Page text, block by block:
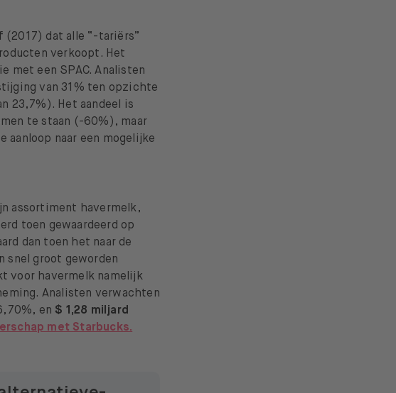
(2017) dat alle “-tariërs”
verkoopt. Het
met een SPAC. Analisten
van 31% ten opzichte
23,7%). Het aandeel is
te staan (-60%), maar
aanloop naar een mogelijke
assortiment havermelk,
toen gewaardeerd op
dan toen het naar de
snel groot geworden
voor havermelk namelijk
Analisten verwachten
en$ 1,28 miljard
met Starbucks.